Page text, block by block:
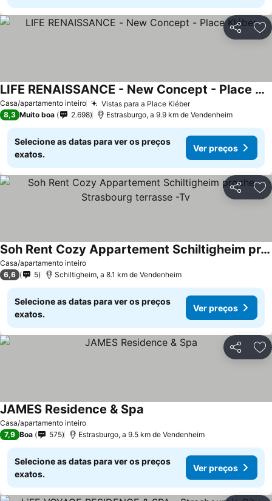
Partilhar
Casa/apartamento inteiro Vistas para a Place Kléber
LIFE RENAISSANCE - New Concept - Place Kléber
8,3 Muito boa 2.698 Estrasburgo, a 9.9 km de Vendenheim
Selecione as datas para ver os preços
exatos.
Ver preços
Partilhar
Casa/apartamento inteiro
Soh Rent Cozy Appartement Schiltigheim proche Strasbourg terrasse -Tv
6,6 5 Schiltigheim, a 8.1 km de Vendenheim
Selecione as datas para ver os preços
exatos.
Ver preços
Partilhar
Casa/apartamento inteiro
JAMES Residence & Spa
7,9 Boa 575 Estrasburgo, a 9.5 km de Vendenheim
Selecione as datas para ver os preços
exatos.
Ver preços